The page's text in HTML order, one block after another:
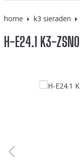
home k3 sieraden
H-E24.1 K3-
Afbeeldingengalerij